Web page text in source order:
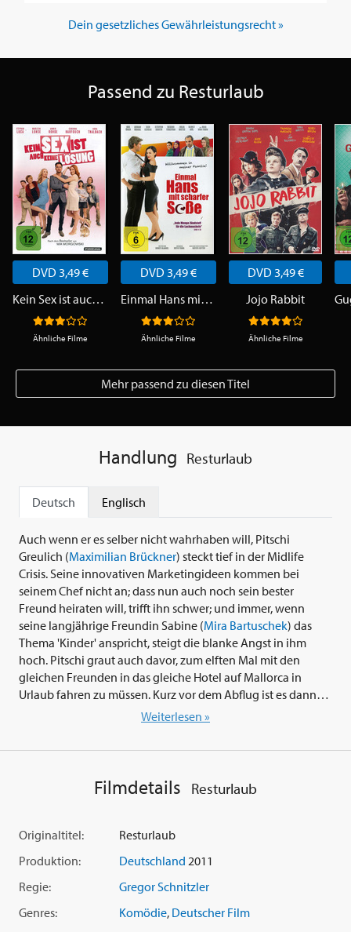
Dein gesetzliches Gewährleistungsrecht »
Passend zu Resturlaub
DVD 3,49 €
Kein Sex ist auch keine Lösung
Ähnliche Filme
DVD 3,49 €
Einmal Hans mit scharfer Soße
Ähnliche Filme
DVD 3,49 €
Jojo Rabbit
Ähnliche Filme
Mehr passend zu diesen Titel
Handlung Resturlaub
Deutsch Englisch
Auch wenn er es selber nicht wahrhaben will, Pitschi
Greulich (Maximilian Brückner) steckt tief in der Midlife
Crisis. Seine innovativen Marketingideen kommen bei
seinem Chef nicht an; dass nun auch noch sein bester
Freund heiraten will, trifft ihn schwer; und immer, wenn
seine langjährige Freundin Sabine (Mira Bartuschek) das
Thema 'Kinder' anspricht, steigt die blanke Angst in ihm
hoch. Pitschi graut auch davor, zum elften Mal mit den
gleichen Freunden in das gleiche Hotel auf Mallorca in
Urlaub fahren zu müssen. Kurz vor dem Abflug ist es dann
soweit: Pitschi hat mitten auf dem Nürnberger Flughafen
entschlossen lässt er seine Freunde nach einem
Ablenkungsmanöver alleine nach Mallorca fliegen und
Buenos Aires, Argentinien. Dort will er ein neues,
träumt von einer schicken Penthouse-Wohnung und
rassigen Südamerikanerinnen. Doch kaum in Buenos Aires
Pitschi landet in einer WG mit einem Tierfriseur, spricht
Weiterlesen »
Filmdetails Resturlaub
Originaltitel:
Resturlaub
Produktion:
Deutschland 2011
Regie:
Gregor Schnitzler
Genres:
Komödie, Deutscher Film